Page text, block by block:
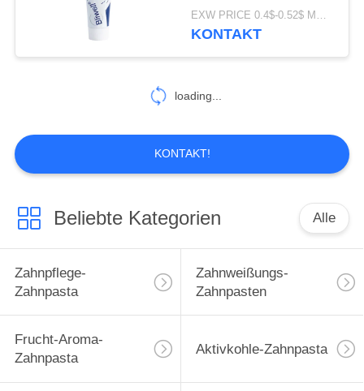
Zahnpflege-
25
Zahnpflege-
Zahnbürsten
88
Wirkstoff 100g enthält
EXW PRICE 0.4$-0.52$ MOQ:500pcs-30000pcs
KONTAKT
loading...
KONTAKT!
Beliebte Kategorien Alle
Zahnpflege-
Zahnpasta
Zahnweißungs-
Zahnpasten
Frucht-Aroma-
Zahnpasta
Aktivkohle-Zahnpasta